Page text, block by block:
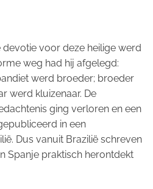
voor deze heilige werd
weg had hij afgelegd:
werd broeder; broeder
werd kluizenaar. De
ging verloren en een
in een
Dus vanuit Brazilië schreven
Spanje praktisch herontdekt